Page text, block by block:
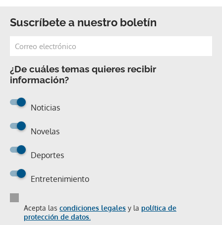
Suscríbete a nuestro boletín
¿De cuáles temas quieres recibir
información?
Noticias
Novelas
Deportes
Entretenimiento
Acepta las condiciones legales y la política de
protección de datos.